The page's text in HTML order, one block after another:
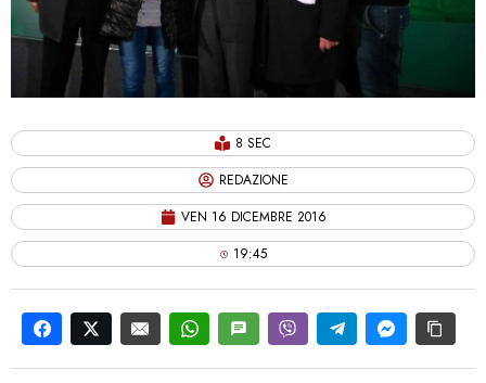
8 SEC
REDAZIONE
VEN 16 DICEMBRE 2016
19:45